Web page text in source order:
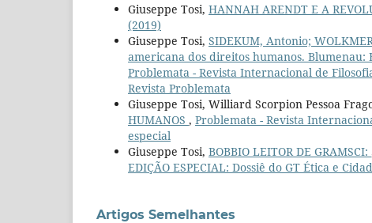
Giuseppe Tosi, HANNAH ARENDT E A
(2019)
Giuseppe Tosi, SIDEKUM, Antonio;
americana dos direitos humanos.
Problemata - Revista Internacional de
Revista Problemata
Giuseppe Tosi, Williard Scorpion Pessoa
HUMANOS , Problemata - Revista
especial
Giuseppe Tosi, BOBBIO LEITOR DE GRAMSCI:
EDIÇÃO ESPECIAL: Dossiê do GT Ética e
Artigos Semelhantes